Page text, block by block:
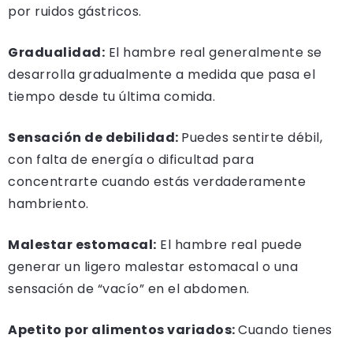
por ruidos gástricos.
Gradualidad: El hambre real generalmente se
desarrolla gradualmente a medida que pasa el
tiempo desde tu última comida.
Sensación de debilidad: Puedes sentirte débil,
con falta de energía o dificultad para
concentrarte cuando estás verdaderamente
hambriento.
Malestar estomacal: El hambre real puede
generar un ligero malestar estomacal o una
sensación de “vacío” en el abdomen.
Apetito por alimentos variados:Cuando tienes